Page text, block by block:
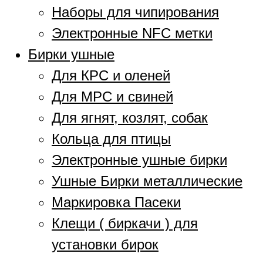
Наборы для чипирования
Электронные NFC метки
Бирки ушные
Для КРС и оленей
Для МРС и свиней
Для ягнят, козлят, собак
Кольца для птицы
Электронные ушные бирки
Ушные Бирки металлические
Маркировка Пасеки
Клещи ( биркачи ) для
установки бирок